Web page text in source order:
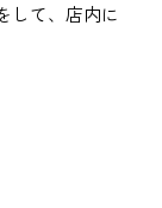
して、店内に